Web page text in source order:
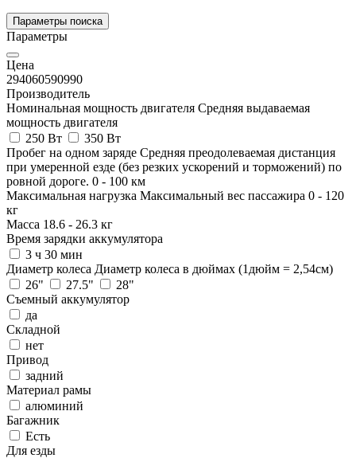
Параметры поиска
Параметры
Цена
294060590990
Производитель
Номинальная мощность двигателя Средняя выдаваемая
мощность двигателя
250 Вт
350 Вт
Пробег на одном заряде Средняя преодолеваемая дистанция
при умеренной езде (без резких ускорений и торможений) по
ровной дороге. 0 - 100 км
Максимальная нагрузка Максимальный вес пассажира 0 - 120
кг
Масса 18.6 - 26.3 кг
Время зарядки аккумулятора
3 ч 30 мин
Диаметр колеса Диаметр колеса в дюймах (1дюйм = 2,54см)
26"
27.5"
28"
Съемный аккумулятор
да
Складной
нет
Привод
задний
Материал рамы
алюминий
Багажник
Есть
Для езды